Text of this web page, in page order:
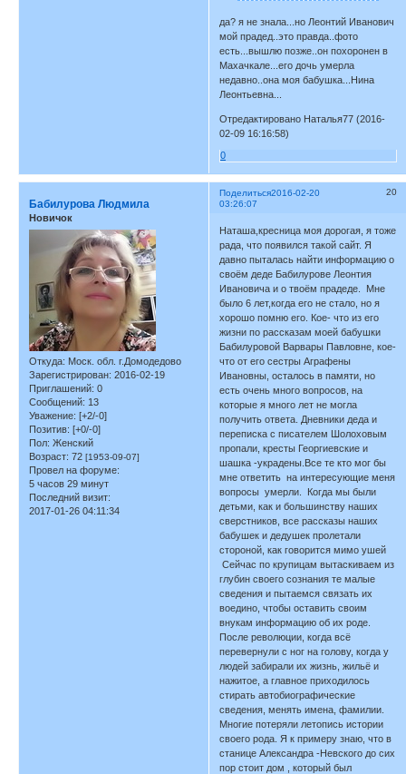
да? я не знала...но Леонтий Иванович
мой прадед..это правда..фото
есть...вышлю позже..он похоронен в
Махачкале...его дочь умерла
недавно..она моя бабушка...Нина
Леонтьевна...
Отредактировано Наталья77 (2016-
02-09 16:16:58)
0
Поделиться 20
2016-02-20
03:26:07
Бабилурова Людмила
Новичок
Откуда: Моск. обл. г.Домодедово
Зарегистрирован: 2016-02-19
Приглашений: 0
Сообщений: 13
Уважение: [+2/-0]
Позитив: [+0/-0]
Пол: Женский
Возраст: 72 [1953-09-07]
Провел на форуме:
5 часов 29 минут
Последний визит:
2017-01-26 04:11:34
Наташа,кресница моя дорогая, я тоже
рада, что появился такой сайт. Я
давно пыталась найти информацию о
своём деде Бабилурове Леонтия
Ивановича и о твоём прадеде. Мне
было 6 лет,когда его не стало, но я
хорошо помню его. Кое- что из его
жизни по рассказам моей бабушки
Бабилуровой Варвары Павловне, кое-
что от его сестры Аграфены
Ивановны, осталось в памяти, но
есть очень много вопросов, на
которые я много лет не могла
получить ответа. Дневники деда и
переписка с писателем Шолоховым
пропали, кресты Георгиевские и
шашка -украдены.Все те кто мог бы
мне ответить на интересующие меня
вопросы умерли. Когда мы были
детьми, как и большинству наших
сверстников, все рассказы наших
бабушек и дедушек пролетали
стороной, как говорится мимо ушей
Сейчас по крупицам вытаскиваем из
глубин своего сознания те малые
сведения и пытаемся связать их
воедино, чтобы оставить своим
внукам информацию об их роде.
После революции, когда всё
перевернули с ног на голову, когда у
людей забирали их жизнь, жильё и
нажитое, а главное приходилось
стирать автобиографические
сведения, менять имена, фамилии.
Многие потеряли летопись истории
своего рода. Я к примеру знаю, что в
станице Александра -Невского до сих
пор стоит дом , который был